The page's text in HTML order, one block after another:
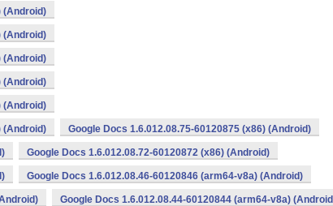
(Android)
(Android)
(Android)
(Android)
(Android)
(Android) Google Docs 1.6.012.08.75-60120875 (x86) (Android)
Google Docs 1.6.012.08.72-60120872 (x86) (Android)
Google Docs 1.6.012.08.46-60120846 (arm64-v8a) (Android)
Google Docs 1.6.012.08.44-60120844 (arm64-v8a)